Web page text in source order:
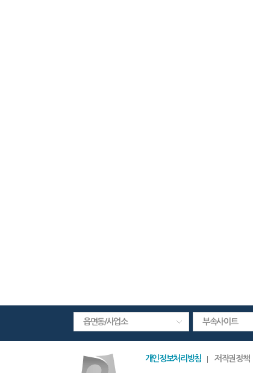
읍면동/사업소 부속사이트
개인정보처리방침 저작권정책